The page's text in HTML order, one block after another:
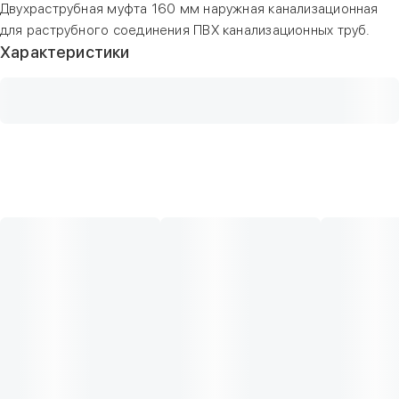
Двухраструбная муфта 160 мм наружная канализационная
для раструбного соединения ПВХ канализационных труб.
Характеристики